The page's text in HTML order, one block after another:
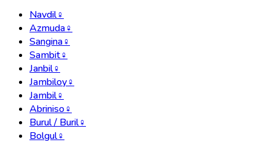
Navdil♀
Azmuda♀
Sangina♀
Sambit♀
Janbil♀
Jambiloy♀
Jambil♀
Abriniso♀
Burul / Buril♀
Bolgul♀